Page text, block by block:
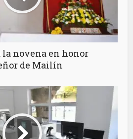
la novena en honor
de Mailín